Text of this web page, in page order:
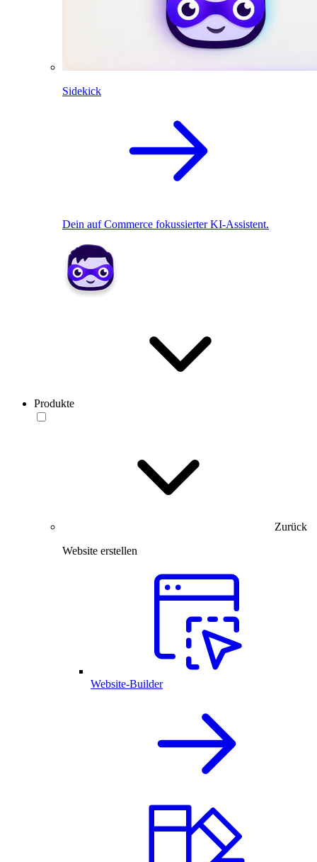
Sidekick
Dein auf Commerce fokussierter KI-Assistent.
Produkte
Zurück
Website erstellen
Website-Builder